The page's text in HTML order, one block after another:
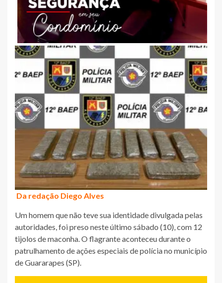
Da redação Diego Alves
Um homem que não teve sua identidade divulgada pelas
autoridades, foi preso neste último sábado (10), com 12
tijolos de maconha. O flagrante aconteceu durante o
patrulhamento de ações especiais de polícia no município
de Guararapes (SP).